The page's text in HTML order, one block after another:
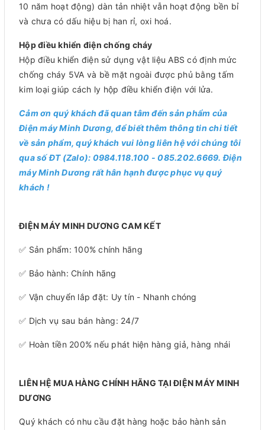
10 năm hoạt động) dàn tản nhiệt vẫn hoạt động bền bỉ
và chưa có dấu hiệu bị han rỉ, oxi hoá.
Hộp điều khiển điện chống cháy
Hộp điều khiển điện sử dụng vật liệu ABS có định mức
chống cháy 5VA và bề mặt ngoài được phủ bằng tấm
kim loại giúp cách ly hộp điều khiển điện với lửa.
Cảm ơn quý khách đã quan tâm đến sản phẩm của
Điện máy Minh Dương, để biết thêm thông tin chi tiết
về sản phẩm, quý khách vui lòng liên hệ với chúng tôi
qua số ĐT (Zalo): 0984.118.100 - 085.202.6669. Điện
máy Minh Dương rất hân hạnh được phục vụ quý
khách !
ĐIỆN MÁY MINH DƯƠNG CAM KẾT
✅ Sản phẩm: 100% chính hãng
✅ Bảo hành: Chính hãng
✅ Vận chuyển lắp đặt: Uy tín - Nhanh chóng
✅ Dịch vụ sau bán hàng: 24/7
✅ Hoàn tiền 200% nếu phát hiện hàng giả, hàng nhái
LIÊN HỆ MUA HÀNG CHÍNH HÃNG TẠI ĐIỆN MÁY MINH
DƯƠNG
Quý khách có nhu cầu đặt hàng hoặc bảo hành sản